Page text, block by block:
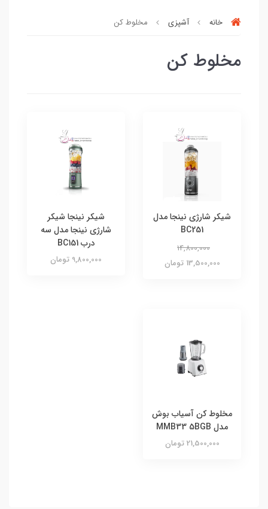
خانه آشپزی مخلوط کن
مخلوط کن
شیکر شارژی نینجا مدل
BC251
14,800,000
13,500,000 تومان
شیکر نینجا شیکر
شارژی نینجا مدل سه
درب BC151
9,800,000 تومان
مخلوط کن آسیاب بوش
مدل MMB33 5BGB
21,500,000 تومان